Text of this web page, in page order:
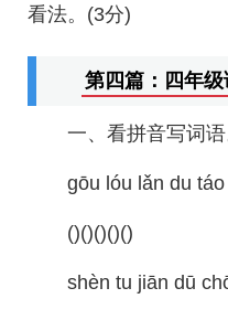
看法。(3分)
第四篇：四年
一、看拼音写词语
gōu lóu lǎn du
()()()()()
shèn tu jiān dū